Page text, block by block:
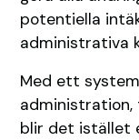
potentiella
administrativa
Med ett
blir det istället